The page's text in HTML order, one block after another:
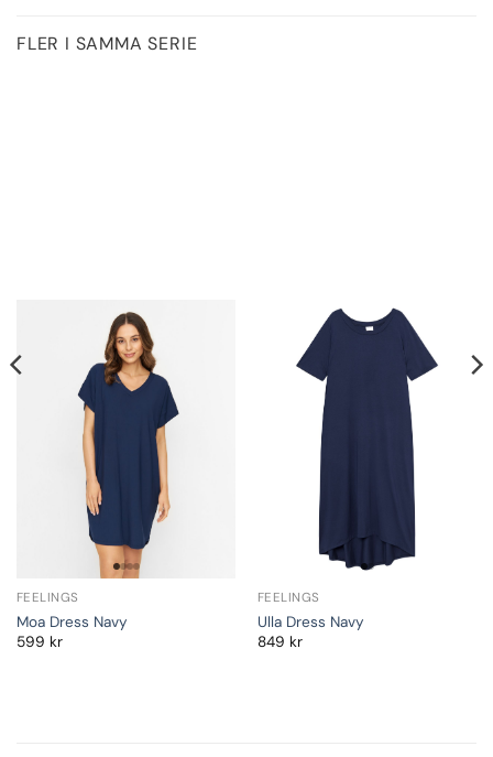
FLER I SAMMA SERIE
FEELINGS
Moa Dress Navy
599 kr
FEELINGS
Ulla Dress Navy
849 kr